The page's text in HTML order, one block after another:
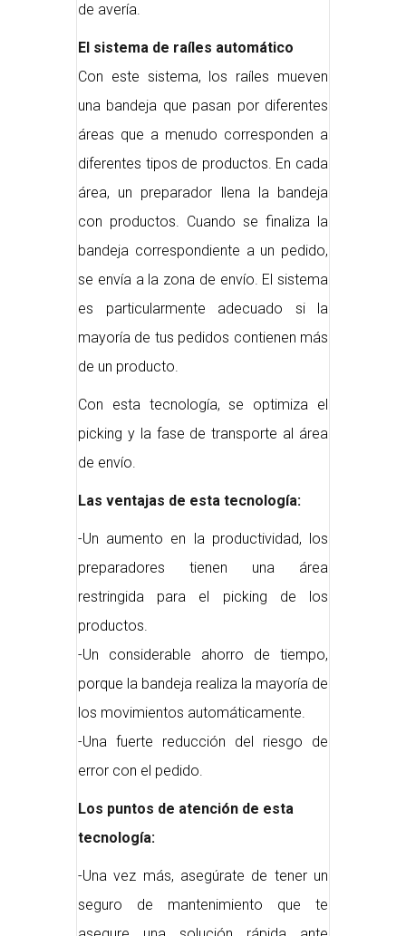
de avería.
El sistema de raíles automático
Con este sistema, los raíles mueven
una bandeja que pasan por diferentes
áreas que a menudo corresponden a
diferentes tipos de productos. En cada
área, un preparador llena la bandeja
con productos. Cuando se finaliza la
bandeja correspondiente a un pedido,
se envía a la zona de envío. El sistema
es particularmente adecuado si la
mayoría de tus pedidos contienen más
de un producto.
Con esta tecnología, se optimiza el
picking y la fase de transporte al área
de envío.
Las ventajas de esta tecnología:
-Un aumento en la productividad, los
preparadores tienen una área
restringida para el picking de los
productos.
-Un considerable ahorro de tiempo,
porque la bandeja realiza la mayoría de
los movimientos automáticamente.
-Una fuerte reducción del riesgo de
error con el pedido.
Los puntos de atención de esta
tecnología:
-Una vez más, asegúrate de tener un
seguro de mantenimiento que te